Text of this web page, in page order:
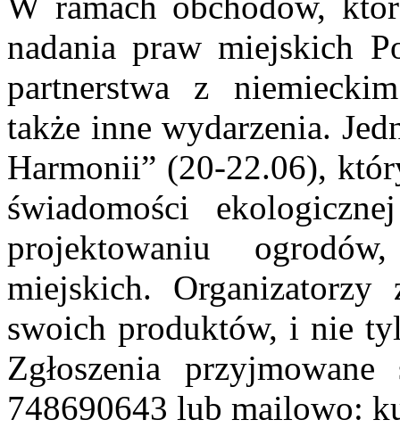
nadania praw miejskich
partnerstwa z
także inne wydarzenia.
Harmonii” (20-22.06),
świadomości
projektowaniu
miejskich. Organizatorzy
swoich produktów, i nie
Zgłoszenia
748690643 lub mailowo: